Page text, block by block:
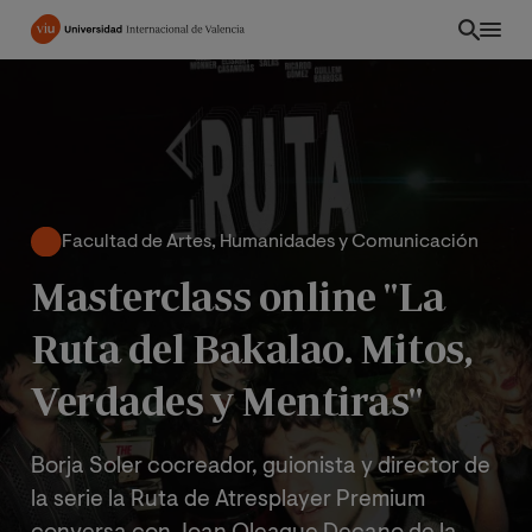
Pasar
EC
Facultad de Artes, Humanidades y Comunicación
Masterclass online "La
Ruta del Bakalao. Mitos,
Verdades y Mentiras"
Borja Soler cocreador, guionista y director de
la serie la Ruta de Atresplayer Premium